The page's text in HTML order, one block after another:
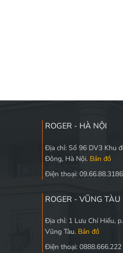
ROGER - HÀ NỘI
Địa chỉ: Số 96 DV3 Khu
Đông, Hà Nội. Bản đồ
Điện thoại: 09.66.88.3186
ROGER - VŨNG TÀU
Địa chỉ: 1 Lưu Chí Hiếu,
Vũng Tàu. Bản đồ
Điện thoại: 0888.666.222